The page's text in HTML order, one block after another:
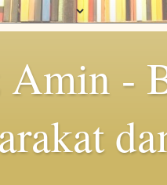
Amin -